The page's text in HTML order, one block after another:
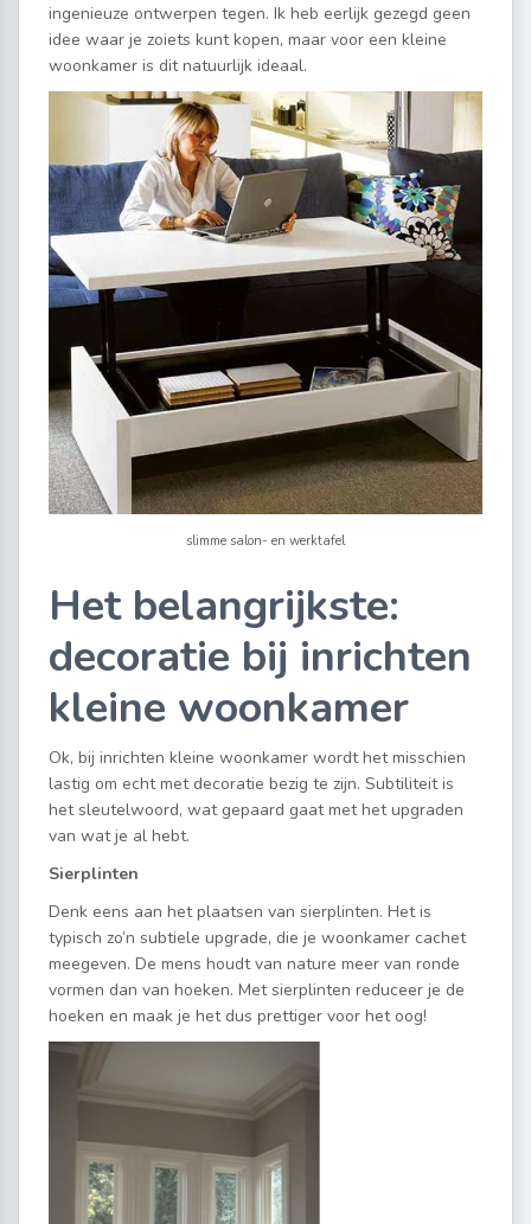
ingenieuze ontwerpen tegen. Ik heb eerlijk gezegd geen
idee waar je zoiets kunt kopen, maar voor een kleine
woonkamer is dit natuurlijk ideaal.
slimme salon- en werktafel
Het belangrijkste:
decoratie bij inrichten
kleine woonkamer
Ok, bij inrichten kleine woonkamer wordt het misschien
lastig om echt met decoratie bezig te zijn. Subtiliteit is
het sleutelwoord, wat gepaard gaat met het upgraden
van wat je al hebt.
Sierplinten
Denk eens aan het plaatsen van sierplinten. Het is
typisch zo’n subtiele upgrade, die je woonkamer cachet
meegeven. De mens houdt van nature meer van ronde
vormen dan van hoeken. Met sierplinten reduceer je de
hoeken en maak je het dus prettiger voor het oog!